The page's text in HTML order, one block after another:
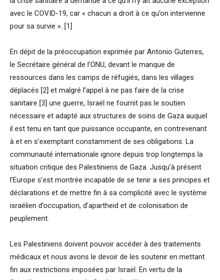
avec le COVID-19, car « chacun a droit à ce qu’on intervienne
pour sa survie ». [1]
En dépit de la préoccupation exprimée par Antonio Guterres,
le Secrétaire général de l’ONU, devant le manque de
ressources dans les camps de réfugiés, dans les villages
déplacés [2] et malgré l’appel à ne pas faire de la crise
sanitaire [3] une guerre, Israël ne fournit pas le soutien
nécessaire et adapté aux structures de soins de Gaza auquel
il est tenu en tant que puissance occupante, en contrevenant
à et en s’exemptant constamment de ses obligations. La
communauté internationale ignore depuis trop longtemps la
situation critique des Palestiniens de Gaza. Jusqu’à présent
l’Europe s’est montrée incapable de se tenir a ses principes et
déclarations et de mettre fin à sa complicité avec le système
israélien d’occupation, d’apartheid et de colonisation de
peuplement.
Les Palestiniens doivent pouvoir accéder à des traitements
médicaux et nous avons le devoir de les soutenir en mettant
fin aux restrictions imposées par Israël. En vertu de la